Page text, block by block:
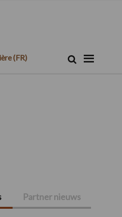
(FR) Zoek
Partner nieuws